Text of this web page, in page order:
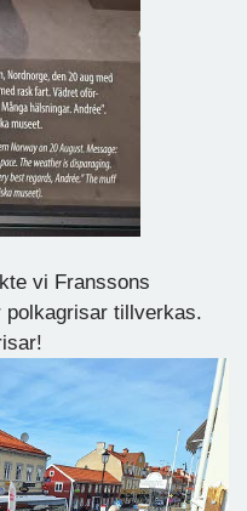
vi Franssons
tillverkas.